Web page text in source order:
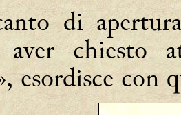
di
aver chiesto
esordisce con